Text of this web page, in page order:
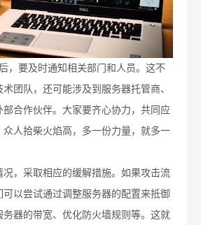
，要及时通知相关部门和人员。这不
团队，还可能涉及到服务器托管商、
部合作伙伴。大家要齐心协力，共同应
众人拾柴火焰高，多一份力量，就多一
，采取相应的缓解措施。如果攻击流
以尝试通过调整服务器的配置来抵御
器的带宽、优化防火墙规则等。这就